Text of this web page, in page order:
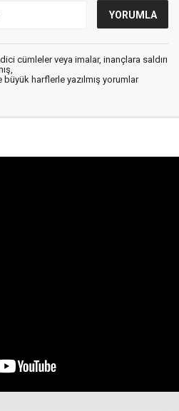
cümleler veya imalar, inançlara saldırı
harflerle yazılmış yorumlar